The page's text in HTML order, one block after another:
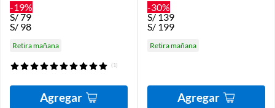
-19%
S/79
S/ 98
Retira mañana
(1)
Agregar
-30%
S/139
S/ 199
Retira mañana
Agregar